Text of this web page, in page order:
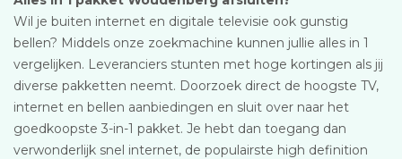
Wil je buiten internet en digitale televisie ook gunstig
bellen? Middels onze zoekmachine kunnen jullie alles in 1
vergelijken. Leveranciers stunten met hoge kortingen als jij
diverse pakketten neemt. Doorzoek direct de hoogste TV,
internet en bellen aanbiedingen en sluit over naar het
goedkoopste 3-in-1 pakket. Je hebt dan toegang dan
verwonderlijk snel internet, de populairste high definition